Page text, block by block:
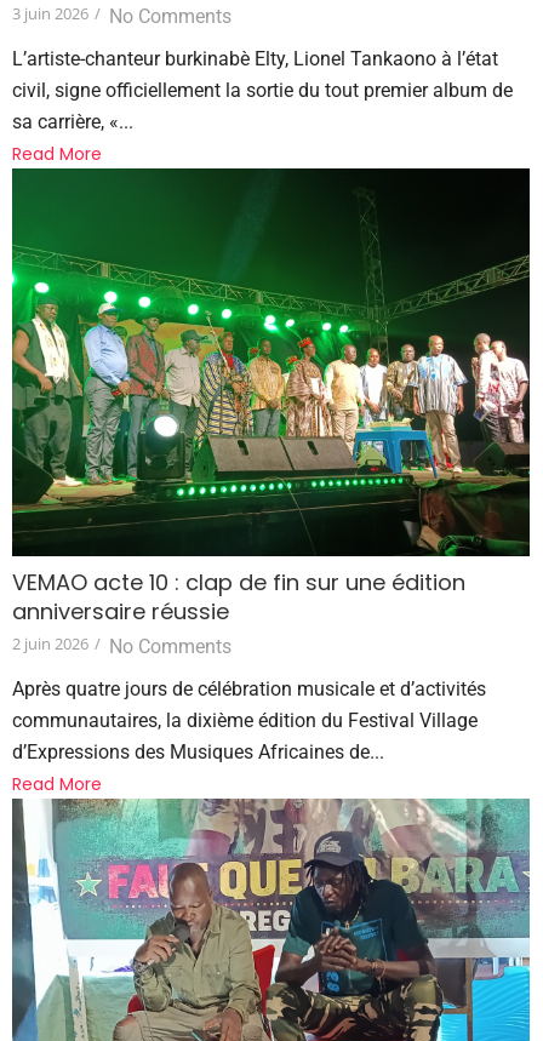
3 juin 2026 / No Comments
L’artiste-chanteur burkinabè Elty, Lionel Tankaono à l’état
civil, signe officiellement la sortie du tout premier album de
sa carrière, «...
Read More
VEMAO acte 10 : clap de fin sur une édition
anniversaire réussie
2 juin 2026 / No Comments
Après quatre jours de célébration musicale et d’activités
communautaires, la dixième édition du Festival Village
d’Expressions des Musiques Africaines de...
Read More